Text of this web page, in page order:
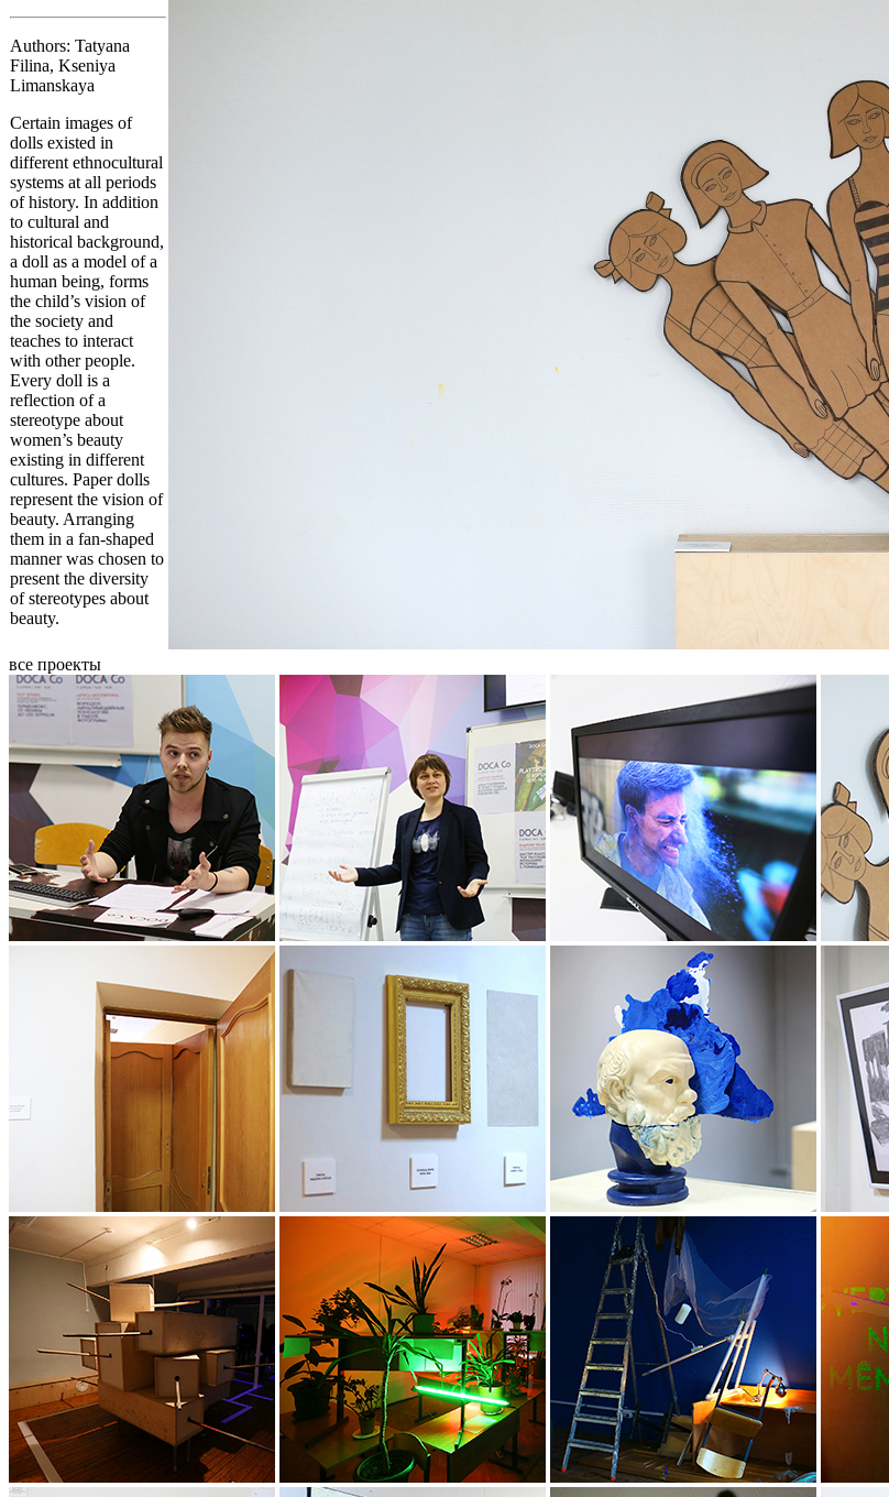
Authors: Tatyana
Filina, Kseniya
Limanskaya
Certain images of
dolls existed in
different ethnocultural
systems at all periods
of history. In addition
to cultural and
historical background,
a doll as a model of a
human being, forms
the child’s vision of
the society and
teaches to interact
with other people.
Every doll is a
reflection of a
stereotype about
women’s beauty
existing in different
cultures. Paper dolls
represent the vision of
beauty. Arranging
them in a fan-shaped
manner was chosen to
present the diversity
of stereotypes about
beauty.
все проекты